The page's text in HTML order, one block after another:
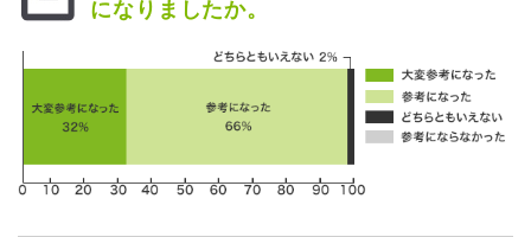
になりましたか。